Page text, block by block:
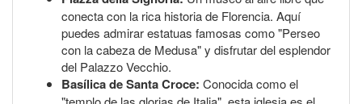
conecta con la rica historia de Florencia. Aquí
puedes admirar estatuas famosas como "Perseo
con la cabeza de Medusa" y disfrutar del esplendor
del Palazzo Vecchio.
Basílica de Santa Croce: Conocida como el